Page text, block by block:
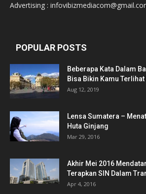
Advertising :
POPULAR POSTS
Beberapa Kata Dalam
Bisa Bikin Kamu Terlihat
Aug 12, 2019
Lensa Sumatera –
Huta Ginjang
Mar 29, 2016
Akhir Mei 2016
Terapkan SIN Dalam
Apr 4, 2016